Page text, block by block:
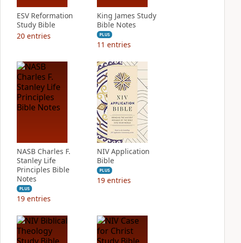
ESV Reformation
Study Bible
20 entries
King James Study
Bible Notes
PLUS
11 entries
NASB Charles F.
Stanley Life
Principles Bible
Notes
PLUS
19 entries
NIV Application
Bible
PLUS
19 entries